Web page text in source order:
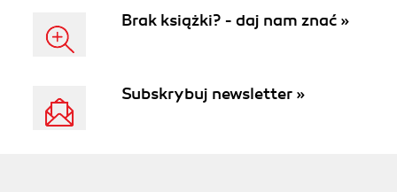
Brak książki? - daj nam znać »
Subskrybuj newsletter »